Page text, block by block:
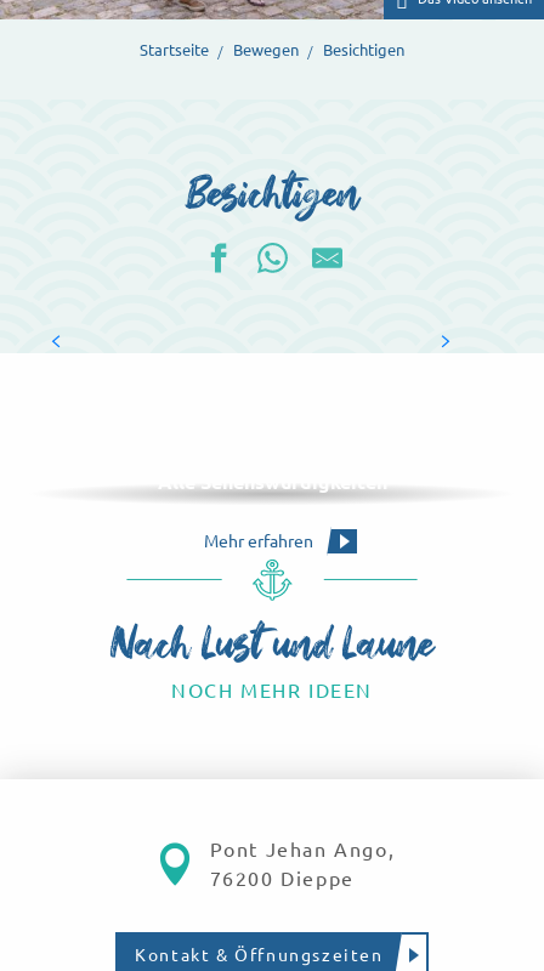
Startseite Bewegen Besichtigen
Besichtigen
Alle Sehenswürdigkeiten
Mehr erfahren
Nach Lust und Laune
NOCH MEHR IDEEN
Pont Jehan Ango,
76200 Dieppe
Kontakt & Öffnungszeiten